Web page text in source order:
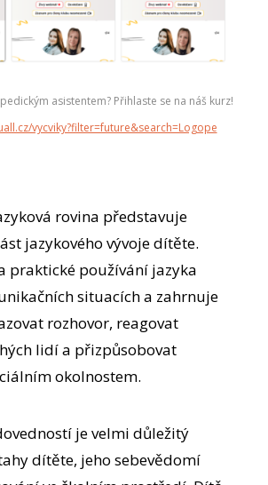
asistentem? Přihlaste se na náš kurz!
vycviky?filter=future&search=Logope
rovina představuje
jazykového vývoje dítěte.
praktické používání jazyka
situacích a zahrnuje
rozhovor, reagovat
lidí a přizpůsobovat
okolnostem.
je velmi důležitý
dítěte, jeho sebevědomí